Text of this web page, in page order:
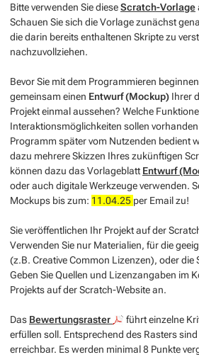
Bitte verwenden Sie dieseScratch-Vorlage
Schauen Sie sich die Vorlage zunächst
die darin bereits enthaltenen Skripte zu
nachzuvollziehen.
Bevor Sie mit dem Programmieren
gemeinsam einen Entwurf (Mockup) Ihrer
Projekt einmal aussehen? Welche
Interaktionsmöglichkeiten sollen
Programm später vom Nutzenden bedient
dazu mehrere Skizzen Ihres zukünftigen
können dazu das Vorlageblatt Entwurf
oder auch digitale Werkzeuge verwenden.
Mockups bis zum: 11.04.25 per Email zu!
Sie veröffentlichen Ihr Projekt auf der
Verwenden Sie nur Materialien, für die
(z.B. Creative Common Lizenzen), oder die
Geben Sie Quellen und Lizenzangaben im
Projekts auf der Scratch-Website an.
Das Bewertungsraster
führt einzelne
erfüllen soll. Entsprechend des Rasters
erreichbar. Es werden minimal 8 Punkte